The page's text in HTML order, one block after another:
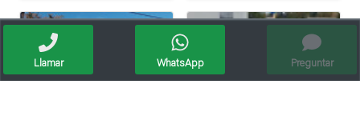
Llamar WhatsApp Preguntar